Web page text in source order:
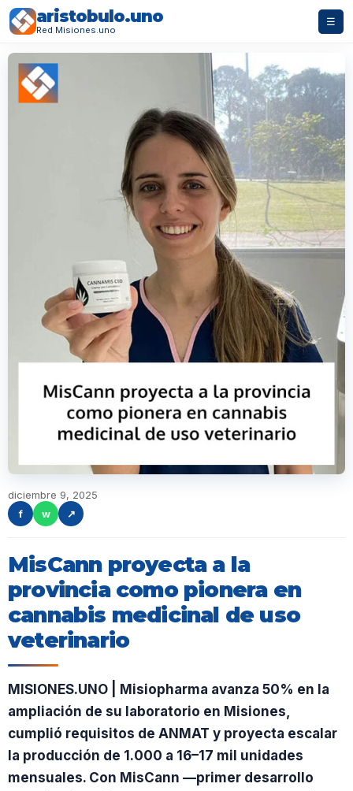
aristobulo.uno
Red Misiones.uno
☰
diciembre 9, 2025
f
w ↗
MisCann proyecta a la
provincia como pionera en
cannabis medicinal de uso
veterinario
MISIONES.UNO | Misiopharma avanza 50% en la
ampliación de su laboratorio en Misiones,
cumplió requisitos de ANMAT y proyecta escalar
la producción de 1.000 a 16–17 mil unidades
mensuales. Con MisCann —primer desarrollo